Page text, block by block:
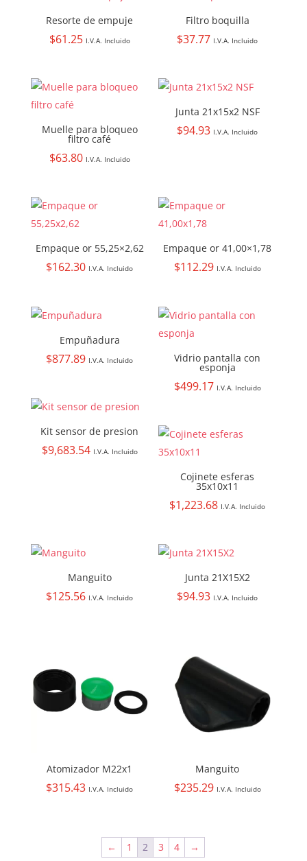
Resorte de empuje
$61.25 I.V.A. Incluido
Filtro boquilla
$37.77 I.V.A. Incluido
Muelle para bloqueo
filtro café
$63.80 I.V.A. Incluido
Junta 21x15x2 NSF
$94.93 I.V.A. Incluido
Empaque or 55,25×2,62
$162.30 I.V.A. Incluido
Empaque or 41,00×1,78
$112.29 I.V.A. Incluido
Empuñadura
$877.89 I.V.A. Incluido Vidrio pantalla con
esponja
$499.17 I.V.A. Incluido
Kit sensor de presion
$9,683.54 I.V.A. Incluido
Cojinete esferas
35x10x11
$1,223.68 I.V.A. Incluido
Manguito
$125.56 I.V.A. Incluido
Junta 21X15X2
$94.93 I.V.A. Incluido
Atomizador M22x1
$315.43 I.V.A. Incluido
Manguito
$235.29 I.V.A. Incluido
← 1 2 3 4 →